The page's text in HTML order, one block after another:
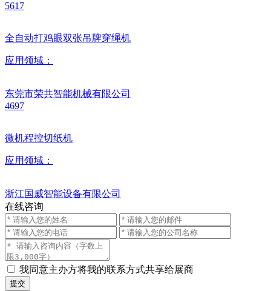
5617
全自动打鸡眼双张吊牌穿绳机
应用领域：
东莞市荣共智能机械有限公司
4697
微机程控切纸机
应用领域：
浙江国威智能设备有限公司
在线咨询
我同意主办方将我的联系方式共享给展商
提交